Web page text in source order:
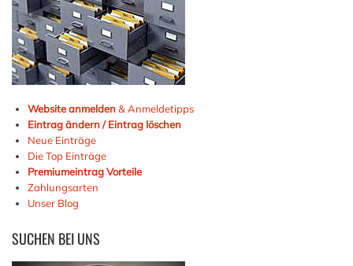
Website anmelden& Anmeldetipps
Eintrag ändern / Eintrag löschen
Neue Einträge
Die Top Einträge
Premiumeintrag Vorteile
Zahlungsarten
Unser Blog
SUCHEN BEI UNS